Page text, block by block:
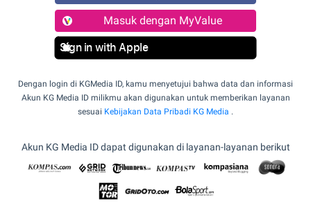
Masuk dengan MyValue
Sign in with Apple
Dengan login di KGMedia ID, kamu menyetujui bahwa data dan informasi
Akun KG Media ID milikmu akan digunakan untuk memberikan layanan
sesuai Kebijakan Data Pribadi KG Media .
Akun KG Media ID dapat digunakan di layanan-layanan berikut